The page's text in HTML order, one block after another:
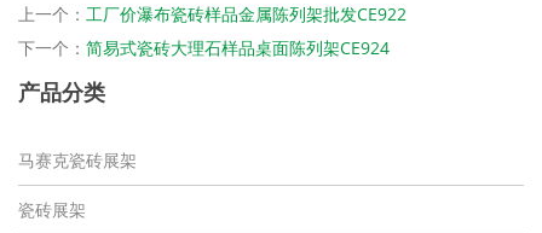
上一个： 工厂价瀑布瓷砖样品金属陈列架批发CE922
下一个： 简易式瓷砖大理石样品桌面陈列架CE924
产品分类
马赛克瓷砖展架
瓷砖展架